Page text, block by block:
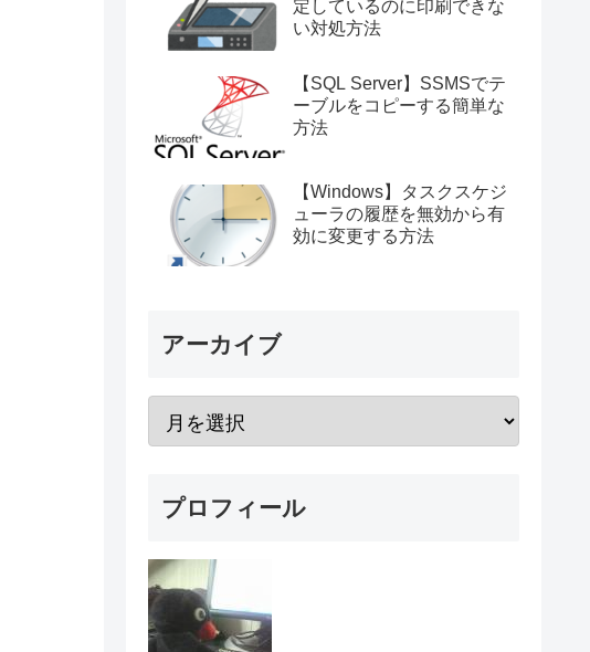
定しているのに印刷できな
い対処方法
【SQL Server】SSMSでテ
ーブルをコピーする簡単な
方法
【Windows】タスクスケジ
ューラの履歴を無効から有
効に変更する方法
アーカイブ
プロフィール